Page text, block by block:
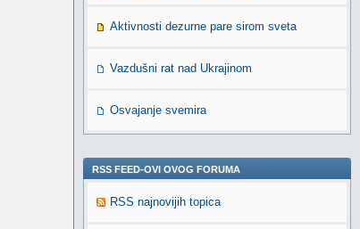
Aktivnosti dezurne pare sirom sveta
Vazdušni rat nad Ukrajinom
Osvajanje svemira
RSS FEED-OVI OVOG FORUMA
RSS najnovijih topica